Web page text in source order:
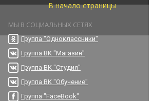
В начало страницы
МЫ В СОЦИАЛЬНЫХ СЕТЯХ
Группа "Одноклассники"
Группа ВК "Магазин"
Группа ВК "Студия"
Группа ВК "Обучение"
Группа "FaceBook"